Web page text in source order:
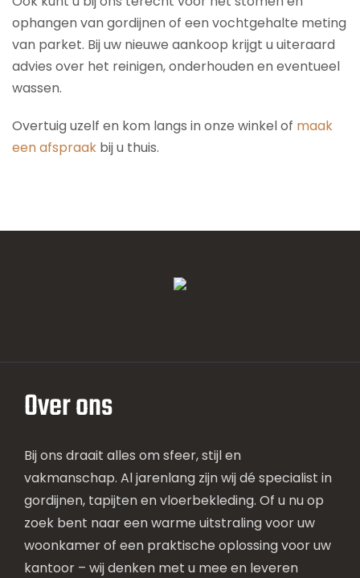
ophangen van gordijnen of een vochtgehalte meting
van parket. Bij uw nieuwe aankoop krijgt u uiteraard
advies over het reinigen, onderhouden en eventueel
wassen.
Overtuig uzelf en kom langs in onze winkel of maak
een afspraak bij u thuis.
Over ons
Bij ons draait alles om sfeer, stijl en
vakmanschap. Al jarenlang zijn wij dé specialist in
gordijnen, tapijten en vloerbekleding. Of u nu op
zoek bent naar een warme uitstraling voor uw
woonkamer of een praktische oplossing voor uw
kantoor – wij denken met u mee en leveren